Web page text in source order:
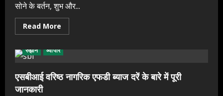
सोने के बर्तन, शुभ और...
Read More
more
पर
बर्तन
खरीदें?
रुझान व्यापार
एसबीआई वरिष्ठ नागरिक एफडी ब्याज दरें के बारे में पूरी
जानकारी